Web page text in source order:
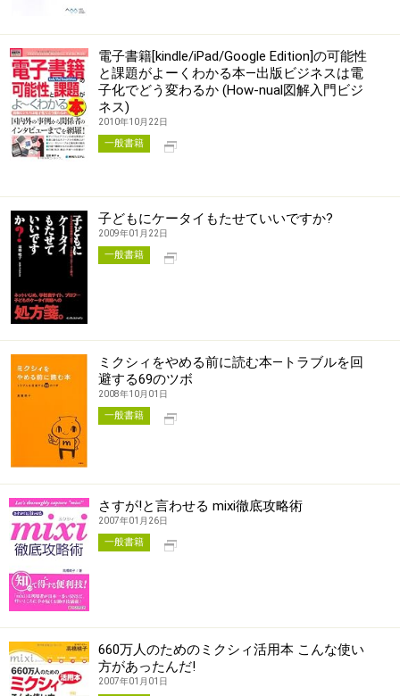
電子書籍[kindle/iPad/Google Edition]の可能性
と課題がよーくわかる本―出版ビジネスは電
子化でどう変わるか (How-nual図解入門ビジ
ネス)
2010年10月22日
一般書籍
子どもにケータイもたせていいですか?
2009年01月22日
一般書籍
ミクシィをやめる前に読む本―トラブルを回
避する69のツボ
2008年10月01日
一般書籍
さすが!と言わせる mixi徹底攻略術
2007年01月26日
一般書籍
660万人のためのミクシィ活用本 こんな使い
方があったんだ!
2007年01月01日